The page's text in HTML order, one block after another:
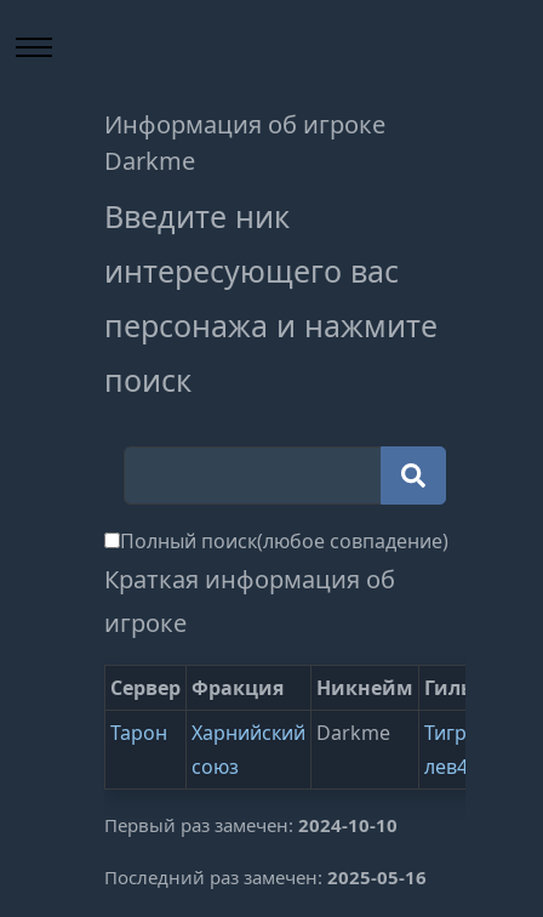
Информация об игроке
Darkme
Введите ник
интересующего вас
персонажа и нажмите
поиск
Полный поиск(любое совпадение)
Краткая информация об
игроке
Сервер Фракция Никнейм Гильдия
Тарон
Харнийский
союз
Darkme
Тигриный
лев44
Первый раз замечен:2024-10-10
Последний раз замечен:2025-05-16